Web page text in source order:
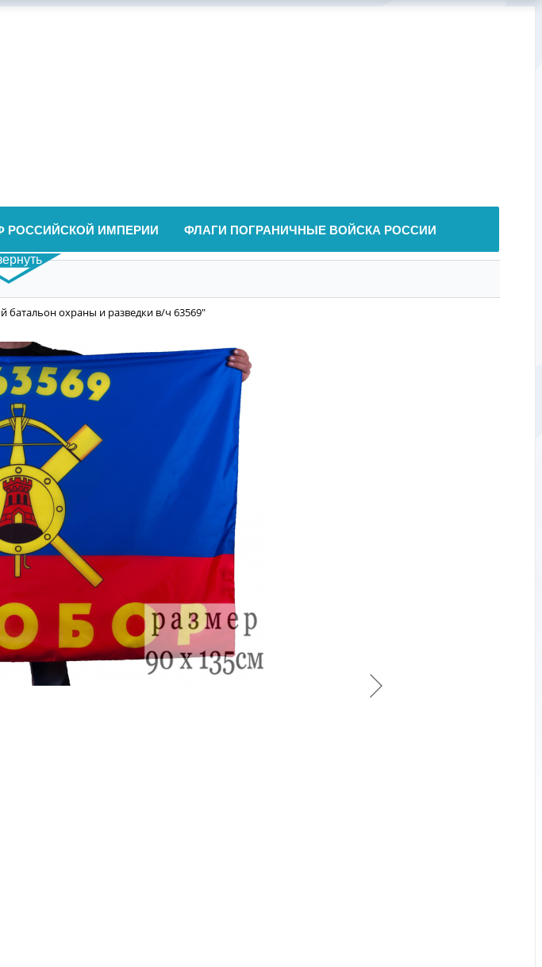
РОССИЙСКОЙ ИМПЕРИИ ФЛАГИ ПОГРАНИЧНЫЕ ВОЙСКА РОССИИ
батальон охраны и разведки в/ч 63569"